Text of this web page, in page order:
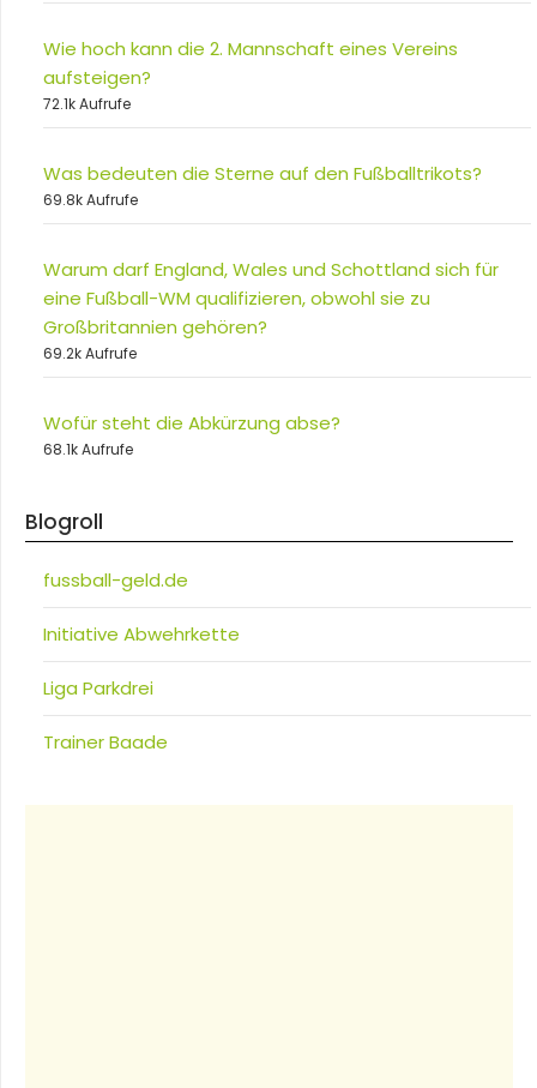
Wie hoch kann die 2. Mannschaft eines Vereins
aufsteigen?
72.1k Aufrufe
Was bedeuten die Sterne auf den Fußballtrikots?
69.8k Aufrufe
Warum darf England, Wales und Schottland sich für
eine Fußball-WM qualifizieren, obwohl sie zu
Großbritannien gehören?
69.2k Aufrufe
Wofür steht die Abkürzung abse?
68.1k Aufrufe
Blogroll
fussball-geld.de
Initiative Abwehrkette
Liga Parkdrei
Trainer Baade